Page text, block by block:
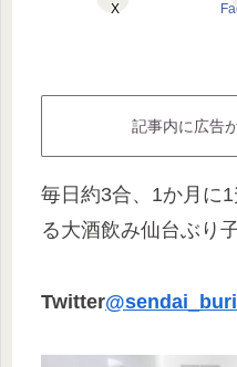
X
記事内に広告
毎日約3合、1か月に
る大酒飲み仙台ぶり
Twitter